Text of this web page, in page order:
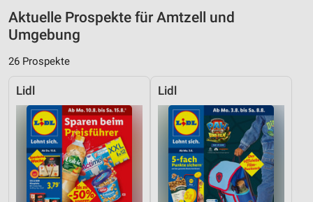
Aktuelle Prospekte für Amtzell und
Umgebung
26 Prospekte
Lidl Lidl